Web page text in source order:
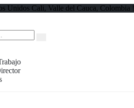
Unidos Cali, Valle del Cauca, Colombia !